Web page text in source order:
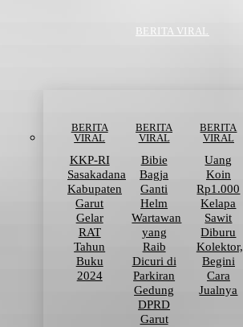
BERITA VIRAL
BERITA
VIRAL
KKP-RI
Sasakadana
Kabupaten
Garut
Gelar
RAT
Tahun
Buku
2024
BERITA
VIRAL
Bibie
Bagja
Ganti
Helm
Wartawan
yang
Raib
Dicuri di
Parkiran
Gedung
DPRD
Garut
BERITA
VIRAL
Uang
Koin
Rp1.000
Kelapa
Sawit
Diburu
Kolektor,
Begini
Cara
Jualnya